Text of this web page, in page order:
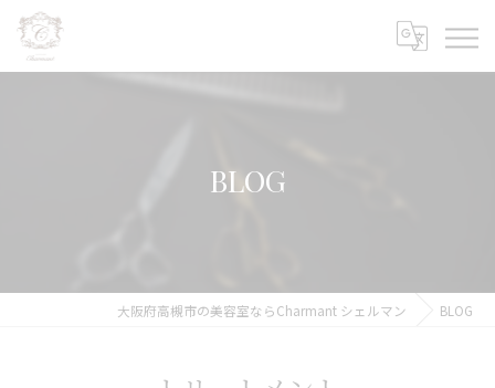
BLOG
大阪府高槻市の美容室ならCharmant シェルマン BLOG